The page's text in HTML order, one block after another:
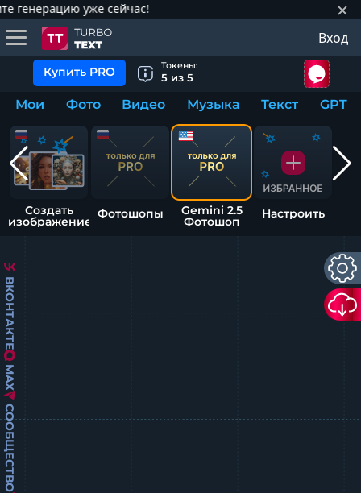
уже сейчас!
материалы
биржи
пользователи
эфир
на сайте
пользователей
сообщения
по форуму
Вход
Купить PRO Токены:
5 из 5
Мои Фото Видео Музыка Текст GPT
Создать
изображение
Фотошопы Gemini 2.5
Фотошоп
Настроить
ВКОНТАКТЕ
MAX
СООБЩЕСТВО